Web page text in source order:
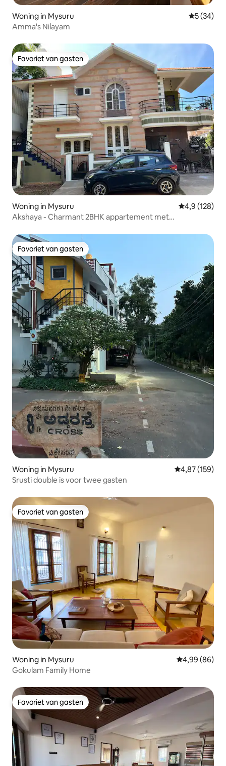
Woning in Mysuru
5 (34)
Amma's Nilayam
Favoriet van gasten
Favoriet van gasten
Woning in Mysuru Gemiddelde
4,9 (128)
Akshaya - Charmant 2BHK appartement met
Favoriet van gasten
Favoriet van gasten
Woning in Mysuru Gemiddelde
4,87 (159)
Srusti double is voor twee gasten
Favoriet van gasten
Favoriet van gasten
Woning in Mysuru Gemiddelde
4,99 (86)
Gokulam Family Home
Favoriet van gasten
Favoriet van gasten